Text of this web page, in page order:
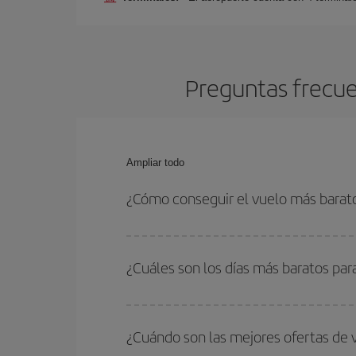
Preguntas
Ampliar todo
¿Cómo conseguir el vuelo más
fechas y horarios de ida y vuelta.
¿Cuáles son los días más baratos
quieres ir y en qué fechas habías pensado
para que puedas encontrar la mejor oferta.
¿Cuándo son las mejores ofertas de